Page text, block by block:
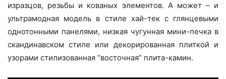
изразцов, резьбы и кованых элементов. А может – и
ультрамодная модель в стиле хай-тек с глянцевыми
однотонными панелями, низкая чугунная мини-печка в
скандинавском стиле или декорированная плиткой и
узорами стилизованная “восточная” плита-камин.